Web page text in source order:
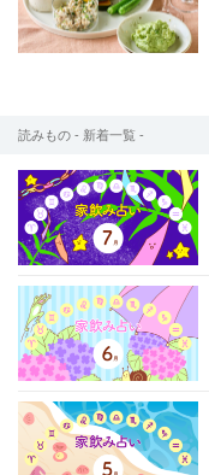
読みもの - 新着一覧 -